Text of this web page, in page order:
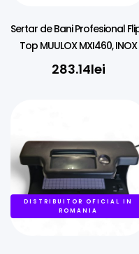
Sertar de Bani Profesional
Top MUULOX MXI460, INOX
283.14lei
DISTRIBUITOR OFICIAL IN
ROMANIA